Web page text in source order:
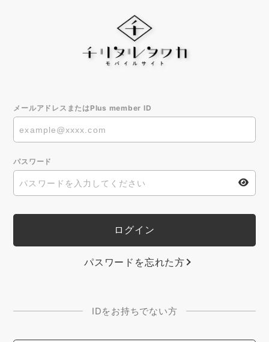
メールアドレスまたはPlus member ID
パスワード
パスワードを忘れた方
IDをお持ちでない方